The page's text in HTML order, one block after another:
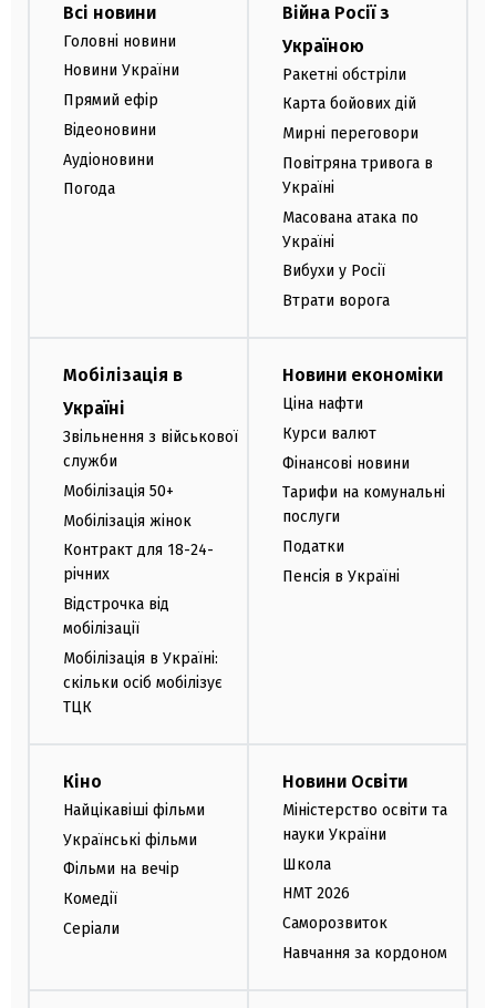
Всі новини
Головні новини
Новини України
Прямий ефір
Відеоновини
Аудіоновини
Погода
Війна Росії з
Україною
Ракетні обстріли
Карта бойових дій
Мирні переговори
Повітряна тривога в
Україні
Масована атака по
Україні
Вибухи у Росії
Втрати ворога
Мобілізація в
Україні
Звільнення з військової
служби
Мобілізація 50+
Мобілізація жінок
Контракт для 18-24-
річних
Відстрочка від
мобілізації
Мобілізація в Україні:
скільки осіб мобілізує
ТЦК
Новини економіки
Ціна нафти
Курси валют
Фінансові новини
Тарифи на комунальні
послуги
Податки
Пенсія в Україні
Кіно
Найцікавіші фільми
Українські фільми
Фільми на вечір
Комедії
Серіали
Новини Освіти
Міністерство освіти та
науки України
Школа
НМТ 2026
Саморозвиток
Навчання за кордоном